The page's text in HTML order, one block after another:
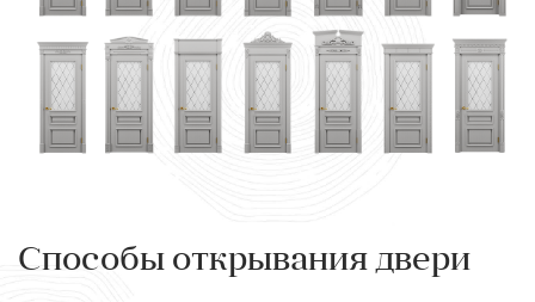
Способы открывания двери